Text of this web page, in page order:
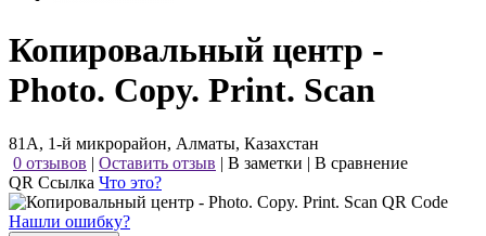
Копировальный центр -
Photo. Copy. Print. Scan
81А, 1-й микрорайон, Алматы, Казахстан
0 отзывов | Оставить отзыв | В заметки | В сравнение
QR Ссылка Что это?
Нашли ошибку?